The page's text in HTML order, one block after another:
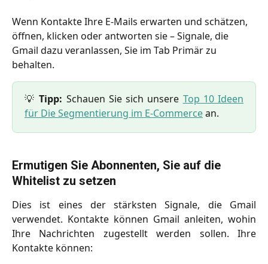
Wenn Kontakte Ihre E-Mails erwarten und schätzen,
öffnen, klicken oder antworten sie – Signale, die
Gmail dazu veranlassen, Sie im Tab Primär zu
behalten.
💡Tipp: Schauen Sie sich unsere Top 10 Ideen
für Die Segmentierung im E-Commercean.
Ermutigen Sie Abonnenten, Sie auf die
Whitelist zu setzen
Dies ist eines der stärksten Signale, die Gmail
verwendet. Kontakte können Gmail anleiten, wohin
Ihre Nachrichten zugestellt werden sollen. Ihre
Kontakte können: